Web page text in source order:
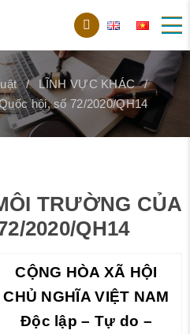
LĨNH VỰC KHÁC
hội, số 72/2020/QH14
TRƯỜNG CỦA
2020/QH14
CỘNG HÒA XÃ HỘI
CHỦ NGHĨA VIỆT NAM
Độc lập – Tự do –